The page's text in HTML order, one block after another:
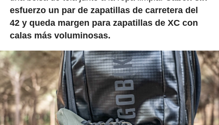
esfuerzo un par de zapatillas de carretera del
42 y queda margen para zapatillas de XC con
calas más voluminosas.